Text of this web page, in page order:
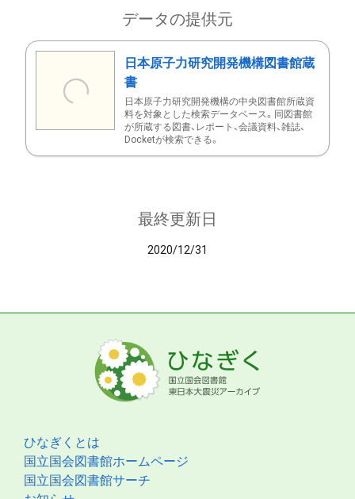
データの提供元
日本原子力研究開発機構図書館蔵
書
日本原子力研究開発機構の中央図書館所蔵資
料を対象とした検索データベース。同図書館
が所蔵する図書、レポート、会議資料、雑誌、
Docketが検索できる。
最終更新日
2020/12/31
ひなぎくとは
国立国会図書館ホームページ
国立国会図書館サーチ